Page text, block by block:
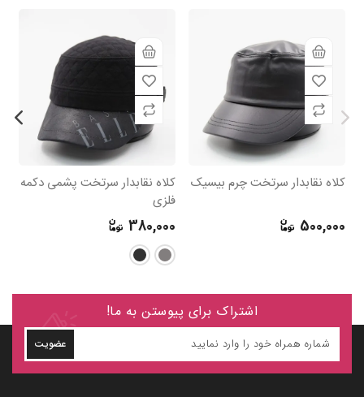
کلاه نقابدار سرتخت چرم بیسیک
500,000
کلاه نقابدار سرتخت پشمی دکمه
فلزی
380,000
اشتراک برای پیوستن به ما!
عضویت